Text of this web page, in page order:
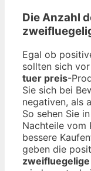
Die Anzahl
Egal ob
sollten sich
tuer preis-
Sie sich bei
negativen, als
So sehen Sie
Nachteile vom
bessere
geben die